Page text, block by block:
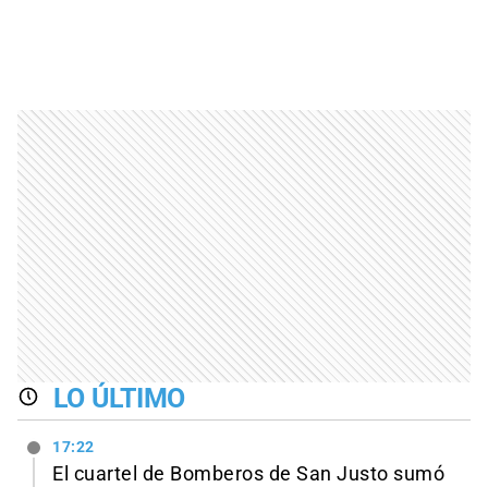
LO ÚLTIMO
17:22
El cuartel de Bomberos de San Justo sumó